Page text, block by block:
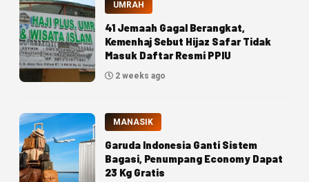
UMRAH
41 Jemaah Gagal Berangkat,
Kemenhaj Sebut Hijaz Safar Tidak
Masuk Daftar Resmi PPIU
2 weeks ago
MANASIK
Garuda Indonesia Ganti Sistem
Bagasi, Penumpang Economy Dapat
23 Kg Gratis